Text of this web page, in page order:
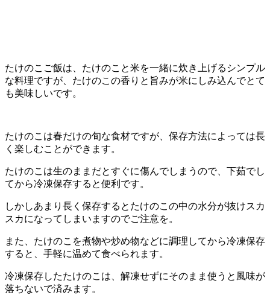
たけのこご飯は、たけのこと米を一緒に炊き上げるシンプル
な料理ですが、たけのこの香りと旨みが米にしみ込んでとて
も美味しいです。
たけのこは春だけの旬な食材ですが、保存方法によっては長
く楽しむことができます。
たけのこは生のままだとすぐに傷んでしまうので、下茹でし
てから冷凍保存すると便利です。
しかしあまり長く保存するとたけのこの中の水分が抜けスカ
スカになってしまいますのでご注意を。
また、たけのこを煮物や炒め物などに調理してから冷凍保存
すると、手軽に温めて食べられます。
冷凍保存したたけのこは、解凍せずにそのまま使うと風味が
落ちないで済みます。